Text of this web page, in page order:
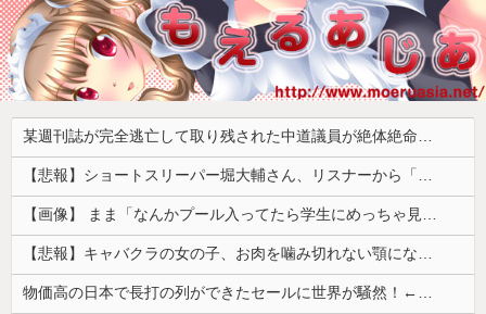
某週刊誌が完全逃亡して取り残された中道議員が絶体絶命の窮地、「今度は宏池会に矛先を向けたか……」と節操の無さに呆れる人が続出
【悲報】ショートスリーパー堀大輔さん、リスナーから「寝たほうがいい！」と言われてガチギレし炎上 → 高須幹也医師の医学的アドバイスに激昂 ｗｗｗｗｗｗｗｗｗ
【画像】 まま「なんかプール入ってたら学生にめっちゃ見られたw」
【悲報】キャバクラの女の子、お肉を噛み切れない顎になってしまう・・・
物価高の日本で長打の列ができたセールに世界が騒然！←「我が国でもやってくれ！」（海外の反応）